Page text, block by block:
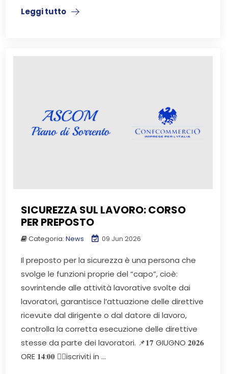
Leggi tutto
SICUREZZA SUL LAVORO: CORSO
PER PREPOSTO
Categoria:News 09 Jun 2026
Il preposto per la sicurezza è una persona che
svolge le funzioni proprie del “capo”, cioè:
sovrintende alle attività lavorative svolte dai
lavoratori, garantisce l’attuazione delle direttive
ricevute dal dirigente o dal datore di lavoro,
controlla la corretta esecuzione delle direttive
stesse da parte dei lavoratori. 📌𝟏𝟕 GIUGNO 𝟐𝟎𝟐𝟔
ORE 𝟏𝟒:𝟎𝟎 👉🏻iscriviti in ...